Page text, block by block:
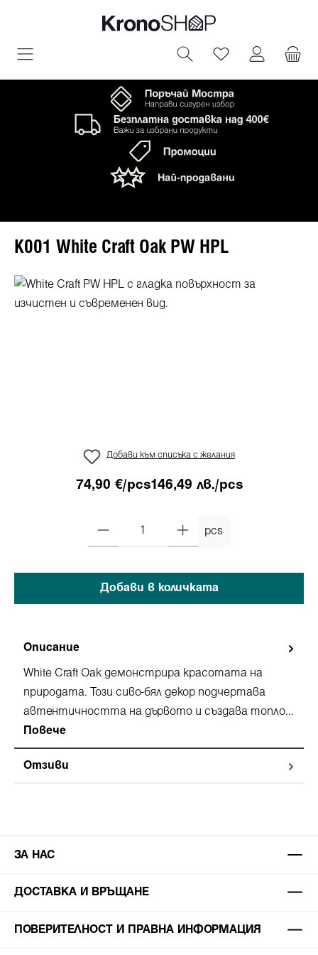
съдържание
Имате 0
K001 White Craft Oak PW HPL
Пропуснете галерия с изображения
Добави към списъка с желания
74,90 €/pcs146,49 лв./pcs
pcs
Добави в количката
Описание
White Craft Oak демонстрира красотата на
природата. Този сиво-бял декор подчертава
автентичността на дървото и създава топло…
Повече
Отзиви
ЗА НАС
ДОСТАВКА И ВРЪЩАНЕ
ПОВЕРИТЕЛНОСТ И ПРАВНА ИНФОРМАЦИЯ